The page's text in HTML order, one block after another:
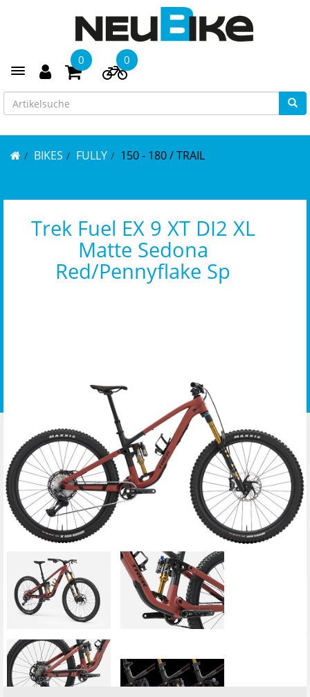
Toggle navigation
0 0
BIKES FULLY 150 - 180 / TRAIL
Trek Fuel EX 9 XT DI2 XL
Matte Sedona
Red/Pennyflake Sp